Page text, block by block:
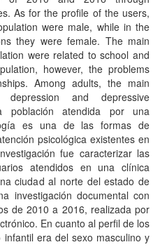
As for the profile of the users,
were male, while in the
they were female. The main
were related to school and
however, the problems
Among adults, the main
and depressive
población atendida por una
es una de las formas de
psicológica existentes en
fue caracterizar las
atendidos en una clínica
ciudad al norte del estado de
investigación documental con
de 2010 a 2016, realizada por
En cuanto al perfil de los
era del sexo masculino y